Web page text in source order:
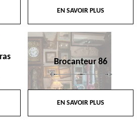
EN SAVOIR PLUS
Brocanteur 86
EN SAVOIR PLUS